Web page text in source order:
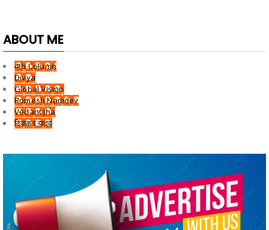
ABOUT ME
4th Column
Divya
Global Vision
Romesh Namdev
Vedant Jha
दिवाकर यादव